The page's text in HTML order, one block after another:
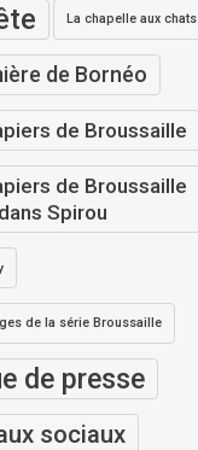
La chapelle aux chats
de Bornéo
de Broussaille
de Broussaille
Spirou
de la série Broussaille
de presse
sociaux